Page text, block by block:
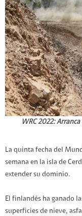
WRC 2022:
La quinta fecha del
semana en la isla de
extender su dominio.
El finlandés ha ganado
superficies de nieve,